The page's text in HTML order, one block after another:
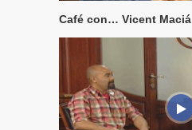
Café con… Vicent Maciá